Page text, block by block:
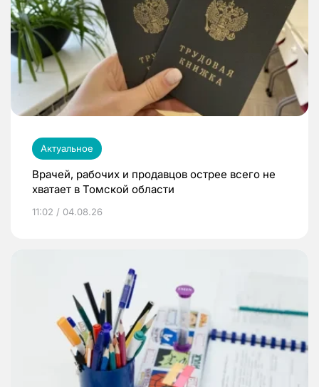
Актуальное
Врачей, рабочих и продавцов острее всего не
хватает в Томской области
11:02 / 04.08.26